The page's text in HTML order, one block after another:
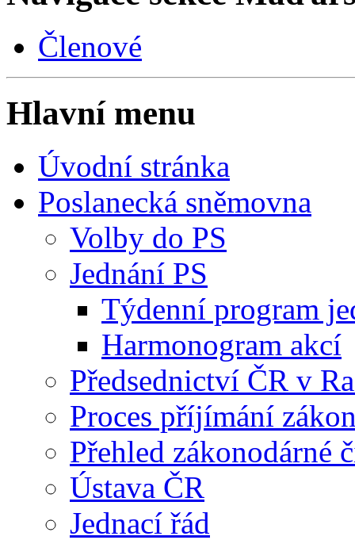
Členové
Hlavní menu
Úvodní stránka
Poslanecká sněmovna
Volby do PS
Jednání PS
Týdenní program
Harmonogram akcí
Předsednictví ČR v
Proces příjímání
Přehled zákonodárné
Ústava ČR
Jednací řád